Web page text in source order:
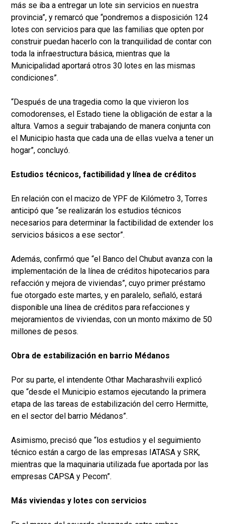
más se iba a entregar un lote sin servicios en nuestra
provincia”, y remarcó que “pondremos a disposición 124
lotes con servicios para que las familias que opten por
construir puedan hacerlo con la tranquilidad de contar con
toda la infraestructura básica, mientras que la
Municipalidad aportará otros 30 lotes en las mismas
condiciones”.
“Después de una tragedia como la que vivieron los
comodorenses, el Estado tiene la obligación de estar a la
altura. Vamos a seguir trabajando de manera conjunta con
el Municipio hasta que cada una de ellas vuelva a tener un
hogar”, concluyó.
Estudios técnicos, factibilidad y línea de créditos
En relación con el macizo de YPF de Kilómetro 3, Torres
anticipó que “se realizarán los estudios técnicos
necesarios para determinar la factibilidad de extender los
servicios básicos a ese sector”.
Además, confirmó que “el Banco del Chubut avanza con la
implementación de la línea de créditos hipotecarios para
refacción y mejora de viviendas”, cuyo primer préstamo
fue otorgado este martes, y en paralelo, señaló, estará
disponible una línea de créditos para refacciones y
mejoramientos de viviendas, con un monto máximo de 50
millones de pesos.
Obra de estabilización en barrio Médanos
Por su parte, el intendente Othar Macharashvili explicó
que “desde el Municipio estamos ejecutando la primera
etapa de las tareas de estabilización del cerro Hermitte,
en el sector del barrio Médanos”.
Asimismo, precisó que “los estudios y el seguimiento
técnico están a cargo de las empresas IATASA y SRK,
mientras que la maquinaria utilizada fue aportada por las
empresas CAPSA y Pecom”.
Más viviendas y lotes con servicios